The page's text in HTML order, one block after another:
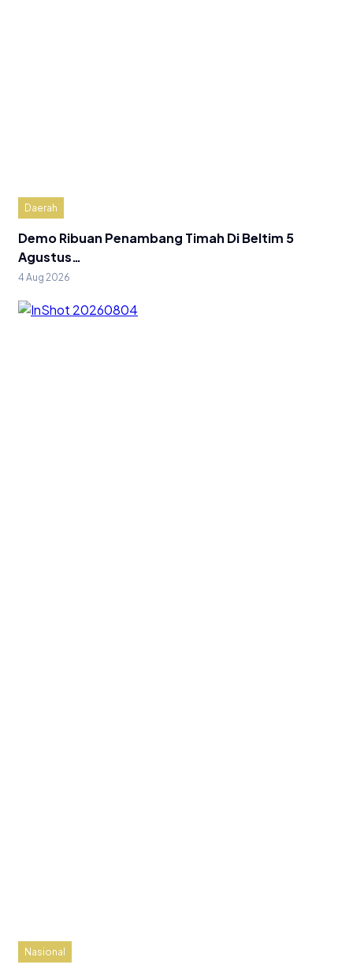
Daerah
Demo Ribuan Penambang Timah Di Beltim 5
Agustus…
4 Aug 2026
Nasional